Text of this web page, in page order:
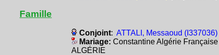
Famille
Conjoint: ATTALI, Messaoud (I337036)
Mariage: Constantine Algérie Française
ALGÉRIE